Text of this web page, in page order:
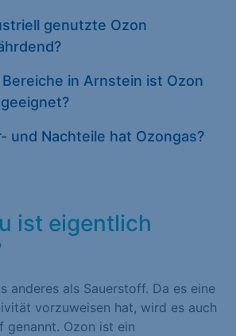
genutzte Ozon
in Arnstein ist Ozon
und Nachteile hat Ozongas?
ist eigentlich
anderes als Sauerstoff. Da es eine
vorzuweisen hat, wird es auch
genannt. Ozon ist ein